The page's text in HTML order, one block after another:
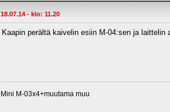
18.07.14 - klo: 11.20
Kaapin perältä kaivelin esiin M-04:sen ja
Mini M-03x4+muutama muu